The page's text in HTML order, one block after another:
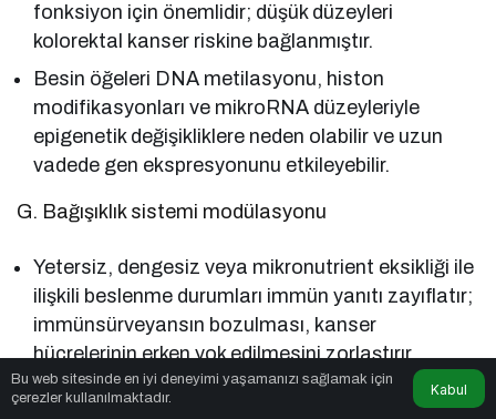
fonksiyon için önemlidir; düşük düzeyleri
kolorektal kanser riskine bağlanmıştır.
Besin öğeleri DNA metilasyonu, histon
modifikasyonları ve mikroRNA düzeyleriyle
epigenetik değişikliklere neden olabilir ve uzun
vadede gen ekspresyonunu etkileyebilir.
G. Bağışıklık sistemi modülasyonu
Yetersiz, dengesiz veya mikronutrient eksikliği ile
ilişkili beslenme durumları immün yanıtı zayıflatır;
immünsürveyansın bozulması, kanser
hücrelerinin erken yok edilmesini zorlaştırır.
Kanser Türleri (GI)
Bu web sitesinde en iyi deneyimi yaşamanızı sağlamak için
çerezler kullanılmaktadır.
Kabul